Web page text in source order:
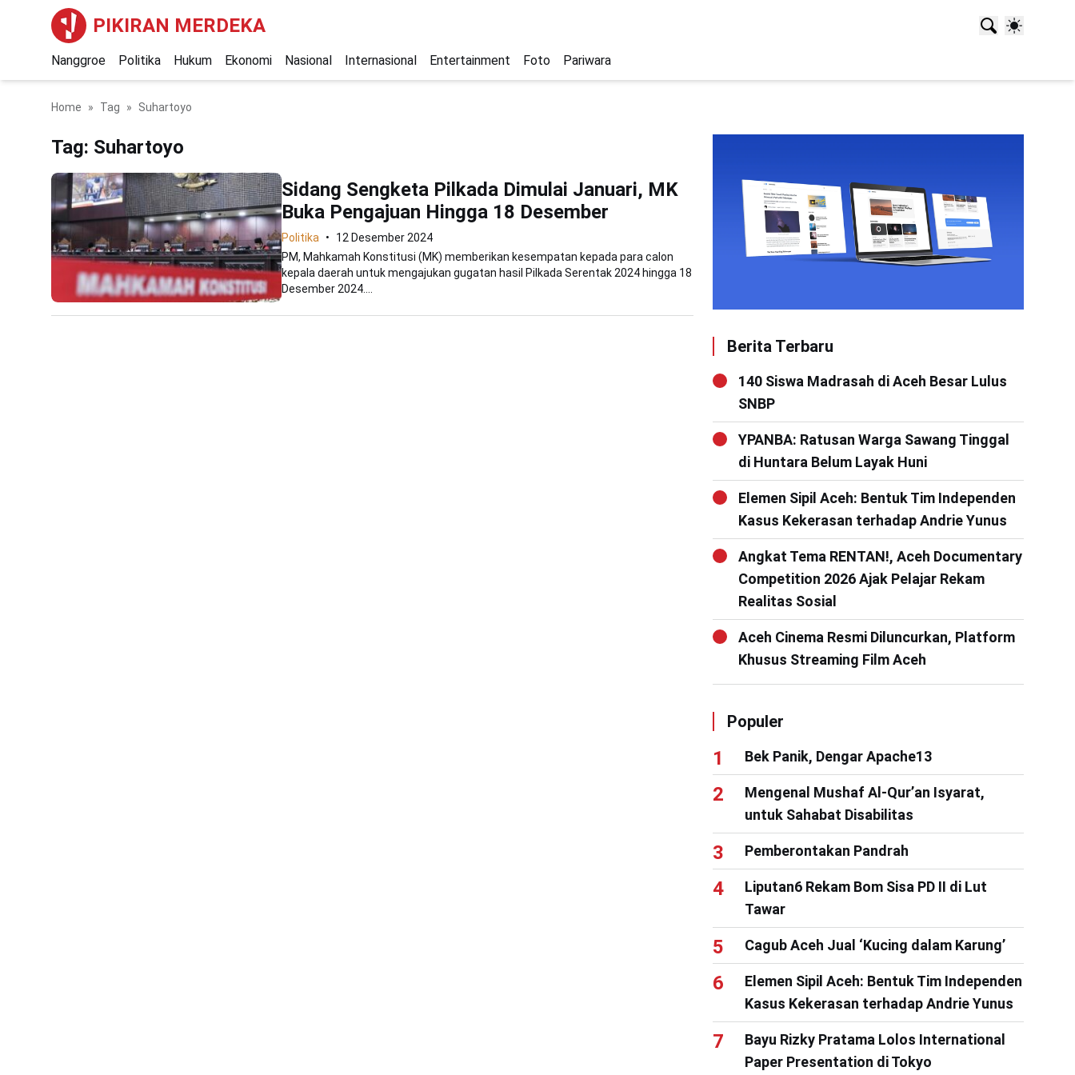
PIKIRAN MERDEKA
Nanggroe Politika Hukum Ekonomi Nasional Internasional Entertainment Foto Pariwara
Home Tag Suhartoyo
Tag: Suhartoyo
Sidang Sengketa Pilkada Dimulai Januari, MK
Buka Pengajuan Hingga 18 Desember
Politika
12 Desember 2024
PM, Mahkamah Konstitusi (MK) memberikan kesempatan kepada para calon
kepala daerah untuk mengajukan gugatan hasil Pilkada Serentak 2024 hingga 18
Desember 2024....
Berita Terbaru
140 Siswa Madrasah di Aceh Besar Lulus
SNBP
YPANBA: Ratusan Warga Sawang Tinggal
di Huntara Belum Layak Huni
Elemen Sipil Aceh: Bentuk Tim Independen
Kasus Kekerasan terhadap Andrie Yunus
Angkat Tema RENTAN!, Aceh Documentary
Competition 2026 Ajak Pelajar Rekam
Realitas Sosial
Aceh Cinema Resmi Diluncurkan, Platform
Khusus Streaming Film Aceh
Populer
Bek Panik, Dengar Apache13
Mengenal Mushaf Al-Qur’an Isyarat,
untuk Sahabat Disabilitas
Pemberontakan Pandrah
Liputan6 Rekam Bom Sisa PD II di Lut
Tawar
Cagub Aceh Jual ‘Kucing dalam Karung’
Elemen Sipil Aceh: Bentuk Tim Independen
Kasus Kekerasan terhadap Andrie Yunus
Bayu Rizky Pratama Lolos International
Paper Presentation di Tokyo